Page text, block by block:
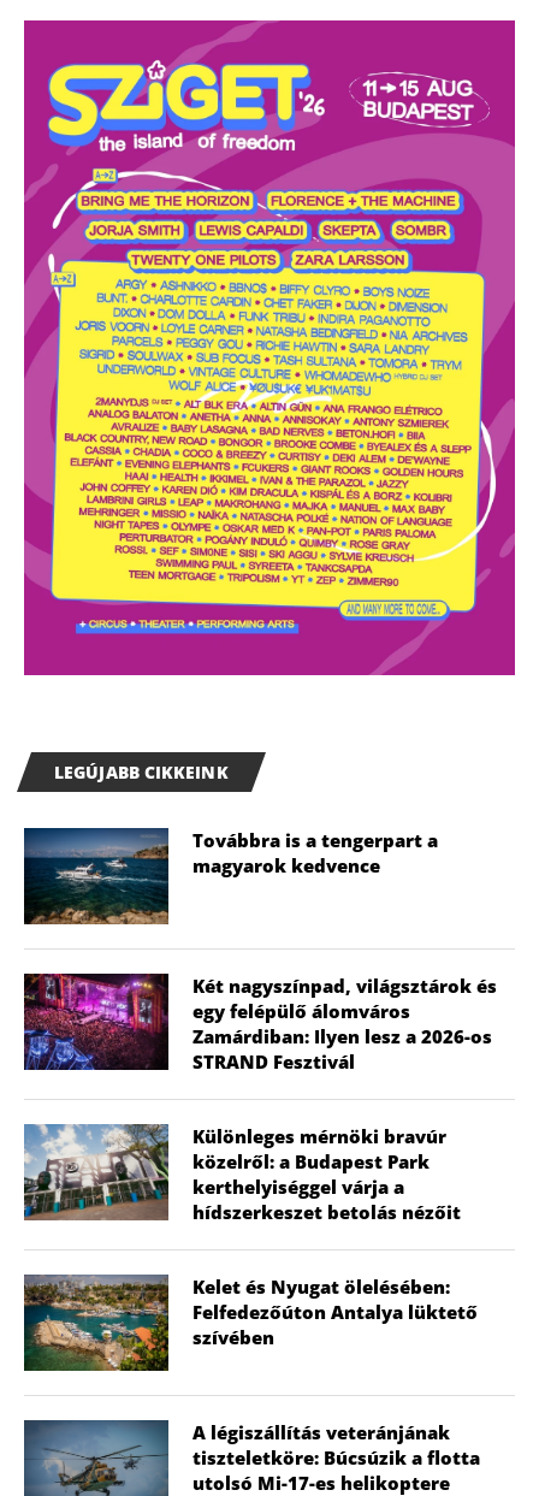
LEGÚJABB CIKKEINK
Továbbra is a tengerpart a
magyarok kedvence
Két nagyszínpad, világsztárok és
egy felépülő álomváros
Zamárdiban: Ilyen lesz a 2026-os
STRAND Fesztivál
Különleges mérnöki bravúr
közelről: a Budapest Park
kerthelyiséggel várja a
hídszerkeszet betolás nézőit
Kelet és Nyugat ölelésében:
Felfedezőúton Antalya lüktető
szívében
A légiszállítás veteránjának
tiszteletköre: Búcsúzik a flotta
utolsó Mi-17-es helikoptere